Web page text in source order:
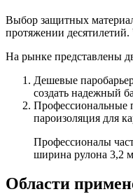
Выбор защитных
протяжении
На рынке представлены
Дешевые
создать надежный
Профессиональные
пароизоляция для
Профессионалы
ширина рулона 3,2
Области